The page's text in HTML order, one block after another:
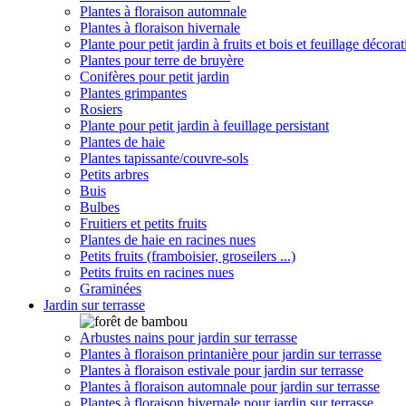
Plantes à floraison automnale
Plantes à floraison hivernale
Plante pour petit jardin à fruits et bois et feuillage
Plantes pour terre de bruyère
Conifères pour petit jardin
Plantes grimpantes
Rosiers
Plante pour petit jardin à feuillage persistant
Plantes de haie
Plantes tapissante/couvre-sols
Petits arbres
Buis
Bulbes
Fruitiers et petits fruits
Plantes de haie en racines nues
Petits fruits (framboisier, groseilers ...)
Petits fruits en racines nues
Graminées
Jardin sur terrasse
Arbustes nains pour jardin sur terrasse
Plantes à floraison printanière pour jardin sur terrasse
Plantes à floraison estivale pour jardin sur terrasse
Plantes à floraison automnale pour jardin sur terrasse
Plantes à floraison hivernale pour jardin sur terrasse